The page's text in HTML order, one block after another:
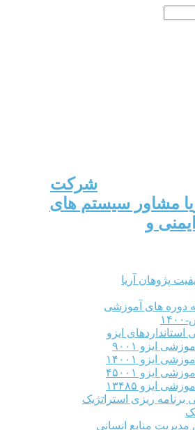
شرکت
مشاور سیستم های
و
پژوهان آریا
دوره های آموزشی
ایزو
ایزو ۹۰۰۱
ایزو ۱۴۰۰۱
ایزو ۴۵۰۰۱
ایزو ۱۳۴۸۵
برنامه ریزی استراتژیک
منابع انسانی